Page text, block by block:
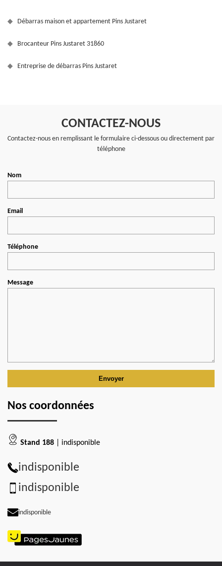
Débarras maison et appartement Pins Justaret
Brocanteur Pins Justaret 31860
Entreprise de débarras Pins Justaret
CONTACTEZ-NOUS
Contactez-nous en remplissant le formulaire ci-dessous ou directement par
téléphone
Nom
Email
Téléphone
Message
Nos coordonnées
Stand 188 | indisponible
indisponible
indisponible
indisponible